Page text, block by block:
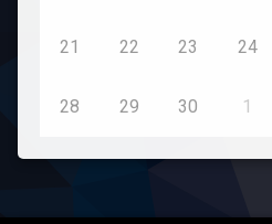
21 22 23 24
28 29 30 1